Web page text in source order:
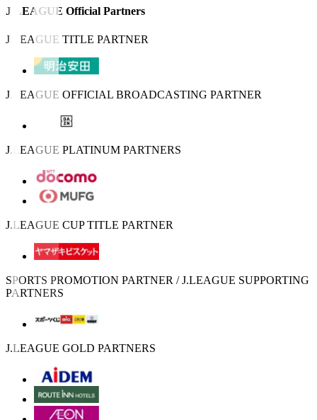
J.LEAGUE Official Partners
J.LEAGUE TITLE PARTNER
J.LEAGUE OFFICIAL BROADCASTING PARTNER
J.LEAGUE PLATINUM PARTNERS
J.LEAGUE CUP TITLE PARTNER
SPORTS PROMOTION PARTNER / J.LEAGUE SUPPORTING
PARTNERS
J.LEAGUE GOLD PARTNERS